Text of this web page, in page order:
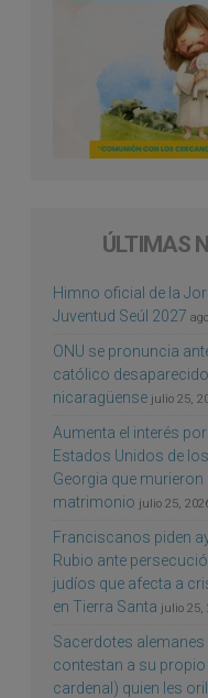
ÚLTIMAS
Himno oficial de la
Juventud Seúl 2027
ONU se pronuncia
católico
nicaragüense julio 25,
Aumenta el interés
Estados Unidos de
Georgia que murieron
matrimonio julio 25,
Franciscanos piden
Rubio ante
judíos que afecta a
en Tierra Santa julio 25,
Sacerdotes alemanes
contestan a su
cardenal) quien les